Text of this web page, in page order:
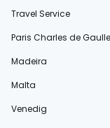
Travel Service
Paris Charles de
Madeira
Malta
Venedig